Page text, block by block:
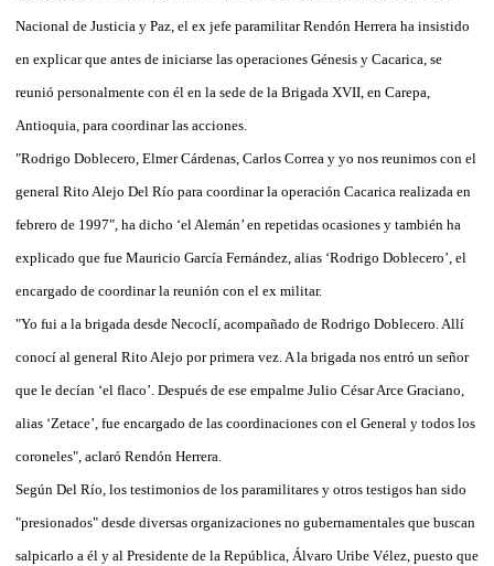
Nacional de Justicia y Paz, el ex jefe paramilitar Rendón Herrera ha insistido
en explicar que antes de iniciarse las operaciones Génesis y Cacarica, se
reunió personalmente con él en la sede de la Brigada XVII, en Carepa,
Antioquia, para coordinar las acciones.
"Rodrigo Doblecero, Elmer Cárdenas, Carlos Correa y yo nos reunimos con el
general Rito Alejo Del Río para coordinar la operación Cacarica realizada en
febrero de 1997", ha dicho ‘el Alemán’ en repetidas ocasiones y también ha
explicado que fue Mauricio García Fernández, alias ‘Rodrigo Doblecero’, el
encargado de coordinar la reunión con el ex militar.
"Yo fui a la brigada desde Necoclí, acompañado de Rodrigo Doblecero. Allí
conocí al general Rito Alejo por primera vez. A la brigada nos entró un señor
que le decían ‘el flaco’. Después de ese empalme Julio César Arce Graciano,
alias ‘Zetace’, fue encargado de las coordinaciones con el General y todos los
coroneles", aclaró Rendón Herrera.
Según Del Río, los testimonios de los paramilitares y otros testigos han sido
"presionados" desde diversas organizaciones no gubernamentales que buscan
salpicarlo a él y al Presidente de la República, Álvaro Uribe Vélez, puesto que